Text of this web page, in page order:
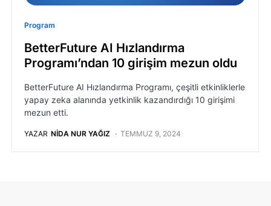
Program
BetterFuture AI Hızlandırma
Programı’ndan 10 girişim mezun oldu
BetterFuture AI Hızlandırma Programı, çeşitli etkinliklerle
yapay zeka alanında yetkinlik kazandırdığı 10 girişimi
mezun etti.
YAZAR NIDA NUR YAĞIZ TEMMUZ 9, 2024